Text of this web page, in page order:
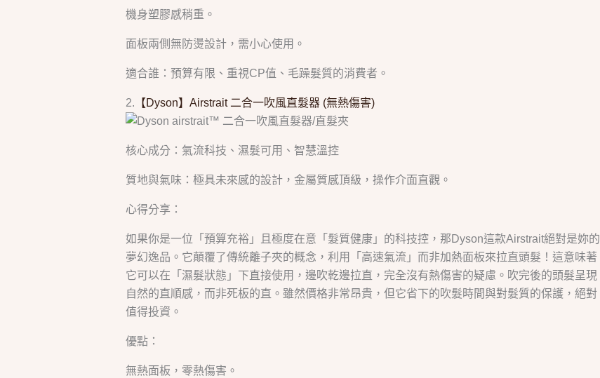
機身塑膠感稍重。
面板兩側無防燙設計，需小心使用。
適合誰：預算有限、重視CP值、毛躁髮質的消費者。
2. 【Dyson】Airstrait 二合一吹風直髮器 (無熱傷害)
核心成分：氣流科技、濕髮可用、智慧溫控
質地與氣味：極具未來感的設計，金屬質感頂級，操作介面直觀。
心得分享：
如果你是一位「預算充裕」且極度在意「髮質健康」的科技控，那Dyson這款Airstrait絕對是妳的
夢幻逸品。它顛覆了傳統離子夾的概念，利用「高速氣流」而非加熱面板來拉直頭髮！這意味著
它可以在「濕髮狀態」下直接使用，邊吹乾邊拉直，完全沒有熱傷害的疑慮。吹完後的頭髮呈現
自然的直順感，而非死板的直。雖然價格非常昂貴，但它省下的吹髮時間與對髮質的保護，絕對
值得投資。
優點：
無熱面板，零熱傷害。